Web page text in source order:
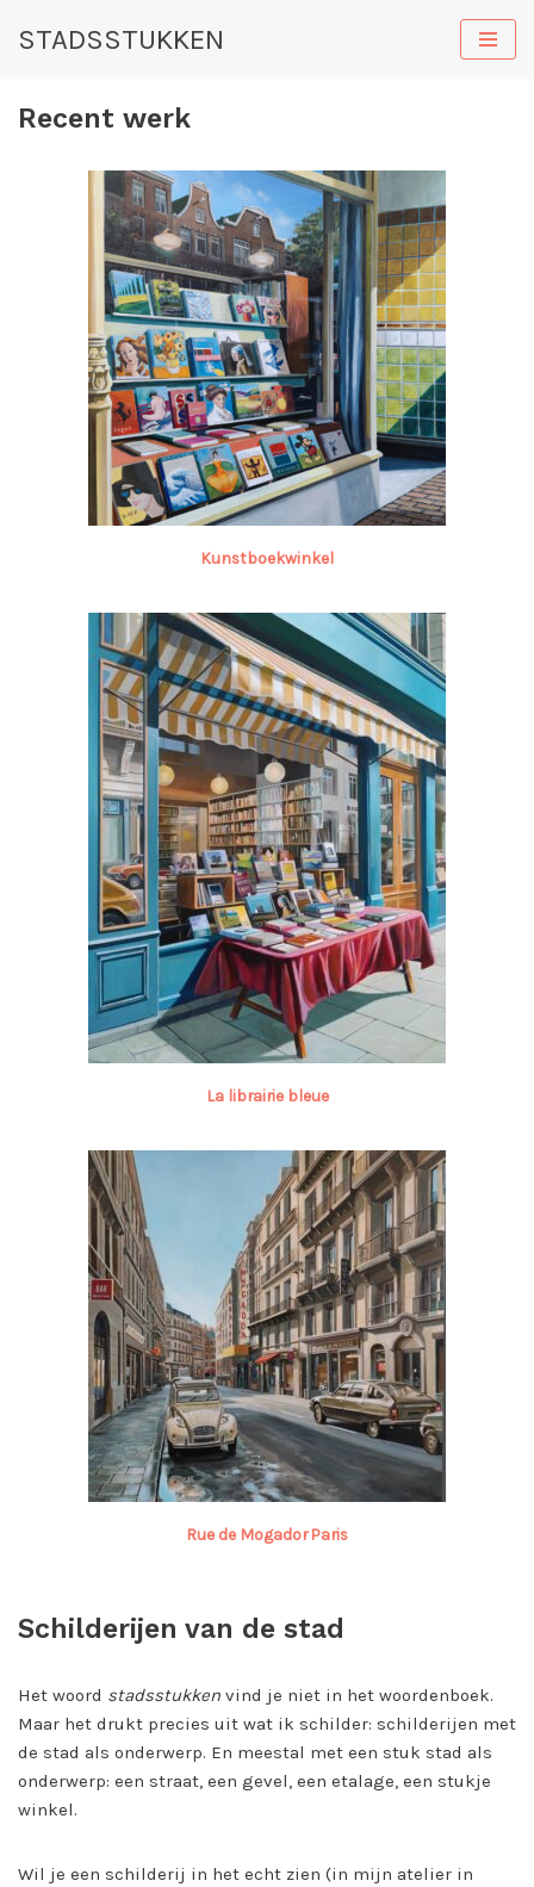
de
STADSSTUKKEN
Recent werk
Kunstboekwinkel
La librairie bleue
Rue de Mogador Paris
Schilderijen van de stad
Het woord stadsstukken vind je niet in het woordenboek.
Maar het drukt precies uit wat ik schilder: schilderijen met
de stad als onderwerp. En meestal met een stuk stad als
onderwerp: een straat, een gevel, een etalage, een stukje
winkel.
Wil je een schilderij in het echt zien (in mijn atelier in